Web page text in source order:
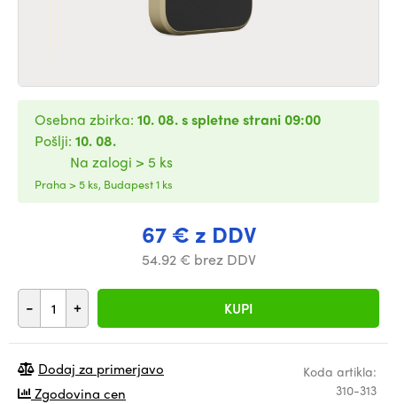
67 € z DDV
54.92 € brez DDV
- + KUPI
Osebna zbirka: 10. 08. s spletne strani 09:00
Pošlji: 10. 08.
Na zalogi > 5 ks
Praha > 5 ks, Budapest 1 ks
Koda artikla:
310-313
Dodaj za primerjavo
Zgodovina cen